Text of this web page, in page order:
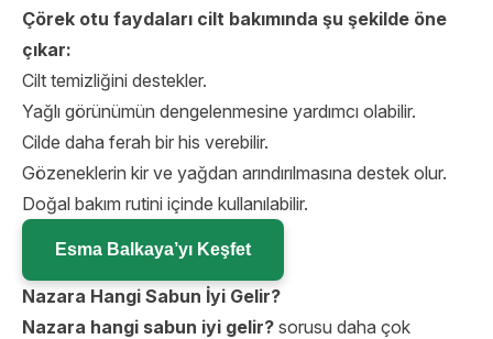
Çörek otu faydaları cilt bakımında şu şekilde öne
çıkar:
Cilt temizliğini destekler.
Yağlı görünümün dengelenmesine yardımcı olabilir.
Cilde daha ferah bir his verebilir.
Gözeneklerin kir ve yağdan arındırılmasına destek olur.
Doğal bakım rutini içinde kullanılabilir.
Esma Balkaya’yı Keşfet
Nazara Hangi Sabun İyi Gelir?
Nazara hangi sabun iyi gelir? sorusu daha çok